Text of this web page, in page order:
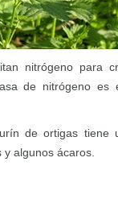
nitrógeno para
de nitrógeno es
de ortigas tiene
algunos ácaros.